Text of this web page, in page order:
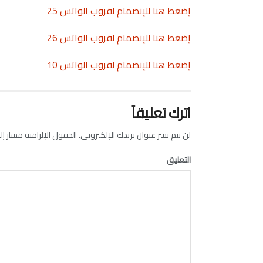
إضغط هنا للإنضمام لقروب الواتس 25
إضغط هنا للإنضمام لقروب الواتس 26
إضغط هنا للإنضمام لقروب الواتس 10
اترك تعليقاً
لن يتم نشر عنوان بريدك الإلكتروني.الحقول الإلزامية مشار
التعليق